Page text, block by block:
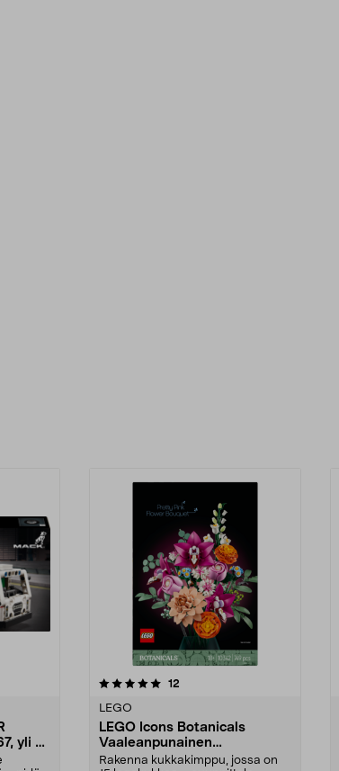
yli 8-
12
LEGO
LEGO Icons Botanicals
Vaaleanpunainen
kukkakimppu 10342, yli 18-
Rakenna kukkakimppu, jossa on
4.5 viidestä